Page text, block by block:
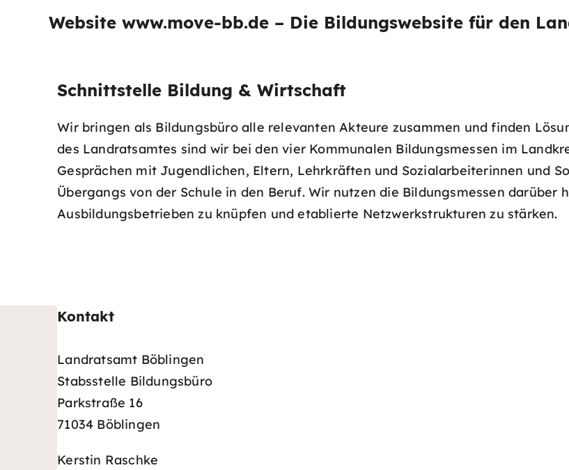
Website www.move-bb.de – Die Bildungswebsite für den
Schnittstelle Bildung & Wirtschaft
Wir bringen als Bildungsbüro alle relevanten Akteure zusammen und finden
des Landratsamtes sind wir bei den vier Kommunalen Bildungsmessen im
Gesprächen mit Jugendlichen, Eltern, Lehrkräften und Sozialarbeiterinnen und
Übergangs von der Schule in den Beruf. Wir nutzen die Bildungsmessen darüber
Ausbildungsbetrieben zu knüpfen und etablierte Netzwerkstrukturen zu stärken.
Kontakt
Landratsamt Böblingen
Stabsstelle Bildungsbüro
Parkstraße 16
71034 Böblingen
Kerstin Raschke